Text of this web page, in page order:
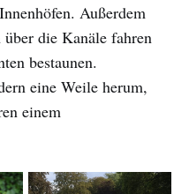
Außerdem
die Kanäle fahren
bestaunen.
eine Weile herum,
einem